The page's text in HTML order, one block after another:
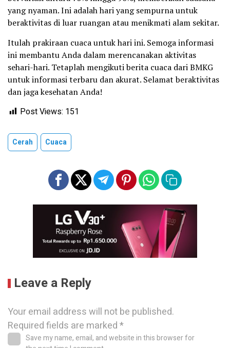
yang nyaman. Ini adalah hari yang sempurna untuk
beraktivitas di luar ruangan atau menikmati alam sekitar.
Itulah prakiraan cuaca untuk hari ini. Semoga informasi
ini membantu Anda dalam merencanakan aktivitas
sehari-hari. Tetaplah mengikuti berita cuaca dari BMKG
untuk informasi terbaru dan akurat. Selamat beraktivitas
dan jaga kesehatan Anda!
Post Views: 151
Cerah Cuaca
Leave a Reply
Your email address will not be published.
Required fields are marked*
Save my name, email, and website in this browser for